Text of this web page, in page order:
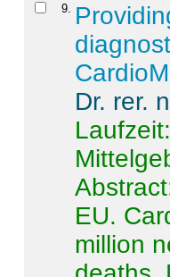
9
Dr. rer.
EU.
million